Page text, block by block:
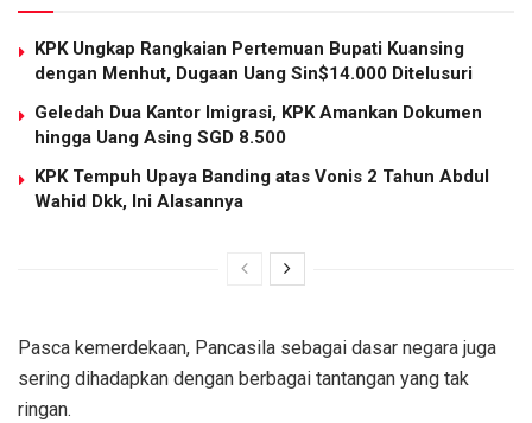
KPK Ungkap Rangkaian Pertemuan Bupati Kuansing
dengan Menhut, Dugaan Uang Sin$14.000 Ditelusuri
Geledah Dua Kantor Imigrasi, KPK Amankan Dokumen
hingga Uang Asing SGD 8.500
KPK Tempuh Upaya Banding atas Vonis 2 Tahun Abdul
Wahid Dkk, Ini Alasannya
Pasca kemerdekaan, Pancasila sebagai dasar negara juga
sering dihadapkan dengan berbagai tantangan yang tak
ringan.